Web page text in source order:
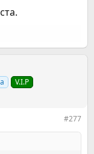
V.I.P
#277